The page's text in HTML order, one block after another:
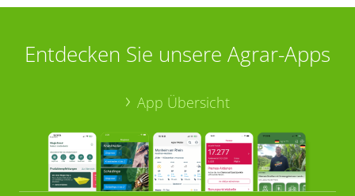
Entdecken Sie unsere Agrar-Apps
App Übersicht